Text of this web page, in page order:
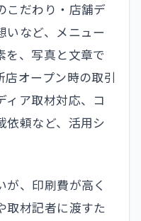
こだわり・店舗デ
いなど、メニュー
を、写真と文章で
オープン時の取引
ィア取材対応、コ
依頼など、活用シ
が、印刷費が高く
取材記者に渡すた